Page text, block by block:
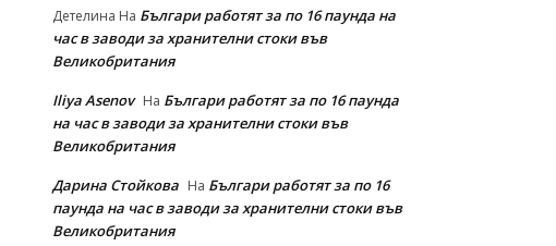
Детелина На Българи работят за по 16 паунда на
час в заводи за хранителни стоки във
Великобритания
Iliya Asenov На Българи работят за по 16 паунда
на час в заводи за хранителни стоки във
Великобритания
Дарина Стойкова На Българи работят за по 16
паунда на час в заводи за хранителни стоки във
Великобритания